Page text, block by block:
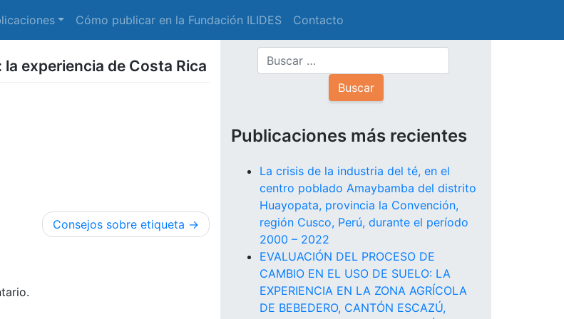
Cómo publicar en la Fundación ILIDES Contacto
experiencia de Costa Rica
Consejos sobre etiqueta
Publicaciones más recientes
La crisis de la industria del té, en el
centro poblado Amaybamba del distrito
Huayopata, provincia la Convención,
región Cusco, Perú, durante el período
2000 – 2022
EVALUACIÓN DEL PROCESO DE
CAMBIO EN EL USO DE SUELO: LA
EXPERIENCIA EN LA ZONA AGRÍCOLA
DE BEBEDERO, CANTÓN ESCAZÚ,